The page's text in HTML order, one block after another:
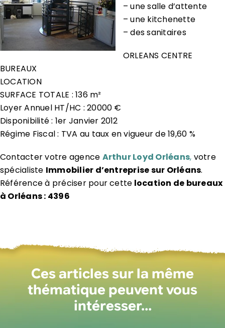
– une salle d’attente
– une kitchenette
– des sanitaires
ORLEANS CENTRE
BUREAUX
LOCATION
SURFACE TOTALE : 136 m²
Loyer Annuel HT/HC : 20000 €
Disponibilité : 1er Janvier 2012
Régime Fiscal : TVA au taux en vigueur de 19,60 %
Contacter votre agence Arthur Loyd Orléans, votre
spécialiste Immobilier d’entreprise sur Orléans.
Référence à préciser pour cette location de bureaux
à Orléans : 4396
Ces articles sur la même
thématique peuvent vous
intéresser…